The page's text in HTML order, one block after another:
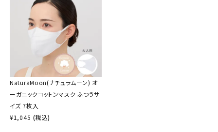
NaturaMoon(ナチュラムーン) オ
ーガニックコットンマスク ふつうサ
イズ 7枚入
¥1,045 (税込)